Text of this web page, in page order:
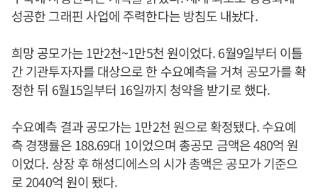
성공한 그래핀 사업에 주력한다는 방침도 내놨다.
희망 공모가는 1만2천~1만5천 원이었다. 6월9일부터 이틀
간 기관투자자를 대상으로 한 수요예측을 거쳐 공모가를 확
정한 뒤 6월15일부터 16일까지 청약을 받기로 했다.
수요예측 결과 공모가는 1만2천 원으로 확정됐다. 수요예
측 경쟁률은 188.69대 1이었으며 총공모 금액은 480억 원
이었다. 상장 후 해성디에스의 시가 총액은 공모가 기준으
로 2040억 원이 됐다.